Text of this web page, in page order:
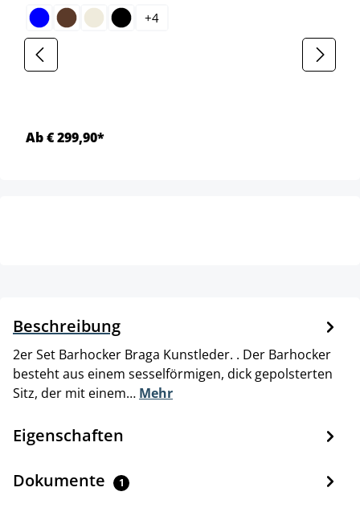
+4
Ab € 299,90*
Beschreibung
2er Set Barhocker Braga Kunstleder. . Der Barhocker
besteht aus einem sesselförmigen, dick gepolsterten
Sitz, der mit einem… Mehr
Eigenschaften
Dokumente 1